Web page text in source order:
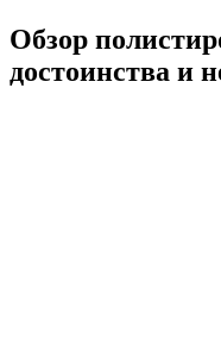
Обзор
достоинства и